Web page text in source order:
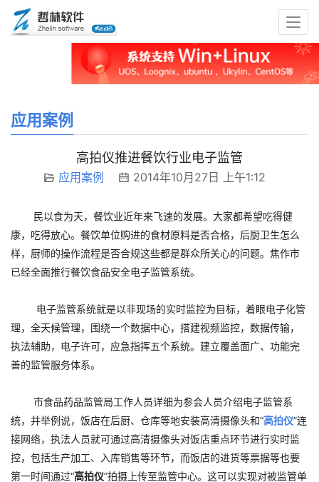
应用案例
高拍仪推进餐饮行业电子监管
应用案例 2014年10月27日 上午1:12
民以食为天，餐饮业近年来飞速的发展。大家都希望吃得健
康，吃得放心。餐饮单位购进的食材原料是否合格，后厨卫生怎么
样，厨师的操作流程是否合规这些都是群众所关心的问题。焦作市
已经全面推行餐饮食品安全电子监管系统。
电子监管系统就是以非现场的实时监控为目标，着眼电子化管
理，全天候管理，围绕一个数据中心，搭建视频监控，数据传输，
执法辅助，电子许可，应急指挥五个系统。建立覆盖面广、功能完
善的监管服务体系。
市食品药品监管局工作人员详细为参会人员介绍电子监管系
统，并举例说，饭店在后厨、仓库等地安装高清摄像头和“高拍仪”连
接网络，执法人员就可通过高清摄像头对饭店重点环节进行实时监
控，包括生产加工、入库销售等环节，而饭店的进货等票据等也要
第一时间通过“高拍仪”拍摄上传至监管中心。这可以实现对被监管单